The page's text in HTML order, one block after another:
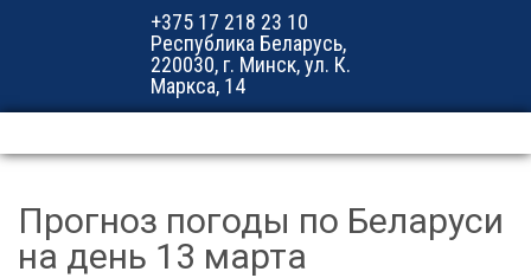
+375 17 218 23 10
Республика Беларусь,
220030, г. Минск, ул. К.
Маркса, 14
Прогноз погоды по Беларуси
на день 13 марта